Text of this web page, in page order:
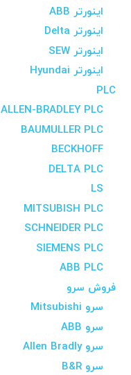
اینورتر ABB
اینورتر Delta
اینورتر SEW
اینورتر Hyundai
PLC
ALLEN-BRADLEY PLC
BAUMULLER PLC
BECKHOFF
DELTA PLC
LS
MITSUBISH PLC
SCHNEIDER PLC
SIEMENS PLC
ABB PLC
فروش سرو
سرو Mitsubishi
سرو ABB
سرو Allen Bradly
سرو B&R